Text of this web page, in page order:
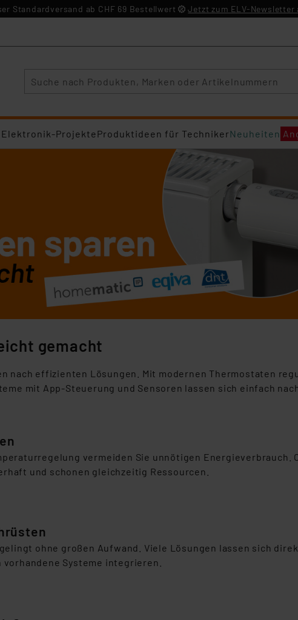
Standardversand ab CHF 69 Bestellwert Jetzt zum ELV-Newsletter
ProjekteProduktideen für TechnikerNeuheiten
gemacht
nach effizienten Lösungen. Mit modernen Thermostaten
mit App-Steuerung und Sensoren lassen sich einfach
vermeiden Sie unnötigen Energieverbrauch.
und schonen gleichzeitig Ressourcen.
ohne großen Aufwand. Viele Lösungen lassen sich
Systeme integrieren.